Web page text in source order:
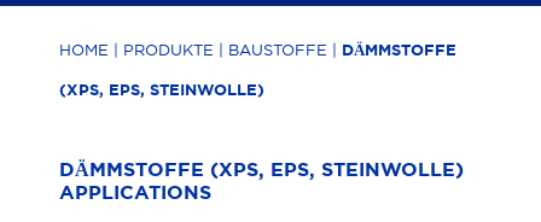
HOME PRODUKTE BAUSTOFFE DÄMMSTOFFE
(XPS, EPS, STEINWOLLE)
DÄMMSTOFFE (XPS, EPS, STEINWOLLE)
APPLICATIONS